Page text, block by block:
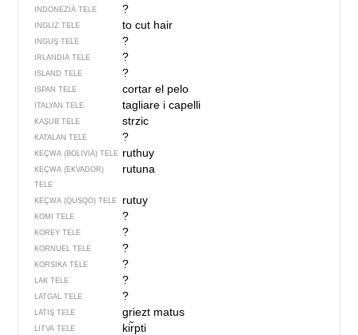
INDONEZIÄ TELE ?
INGLIZ TELE to cut hair
INGUŞ TELE ?
IRLANDIÄ TELE ?
ISLAND TELE ?
ISPAN TELE cortar el pelo
ITALYAN TELE tagliare i capelli
KAŞUB TELE strzic
KATALAN TELE ?
KEÇWA (BOLIVIÄ) TELE ruthuy
KEÇWA (EKVADOR)
TELE
rutuna
KEÇWA (QUSQO) TELE rutuy
KOMI TELE ?
KOREY TELE ?
KORNUEL TELE ?
KORSIKA TELE ?
LAK TELE ?
LATGAL TELE ?
LATIŞ TELE griezt matus
LITVA TELE kir̃pti